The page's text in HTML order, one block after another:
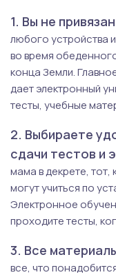
1. Вы не
любого устройства
во время
конца Земли.
дает электронный
тесты, учебные
2. Выбираете
сдачи тестов и
мама в декрете, тот,
могут учиться по
Электронное
проходите тесты,
3. Все
все, что